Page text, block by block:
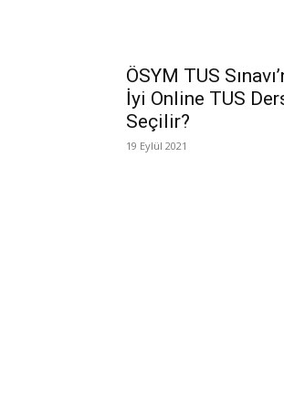
ÖSYM TUS
İyi Online TUS
Seçilir?
19 Eylül 2021